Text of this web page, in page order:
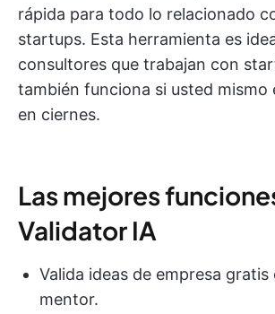
rápida para todo lo relacionado
startups. Esta herramienta es
consultores que trabajan con
también funciona si usted mismo
en ciernes.
Las mejores
Validator IA
Valida ideas de empresa
mentor.